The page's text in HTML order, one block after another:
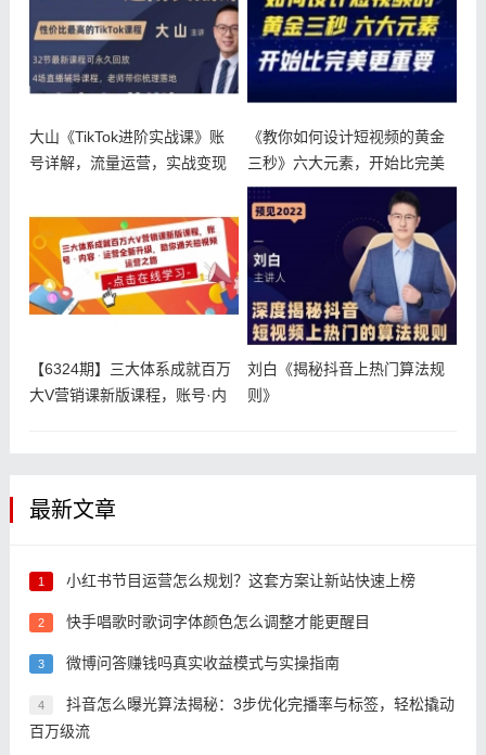
大山《TikTok进阶实战课》账
号详解，流量运营，实战变现
《教你如何设计短视频的黄金
三秒》六大元素，开始比完美
更重要
【6324期】三大体系成就百万
大V营销课新版课程，账号·内
刘白《揭秘抖音上热门算法规
则》
最新文章
1 小红书节目运营怎么规划？这套方案让新站快速上榜
2 快手唱歌时歌词字体颜色怎么调整才能更醒目
3 微博问答赚钱吗真实收益模式与实操指南
4
抖音怎么曝光算法揭秘：3步优化完播率与标签，轻松撬动
百万级流